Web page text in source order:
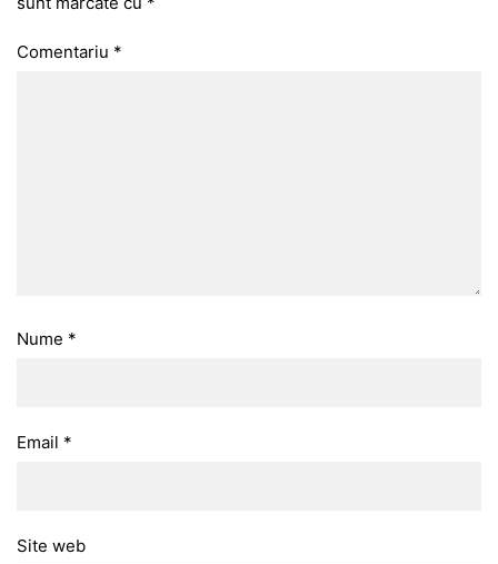
Comentariu *
Nume *
Email *
Site web